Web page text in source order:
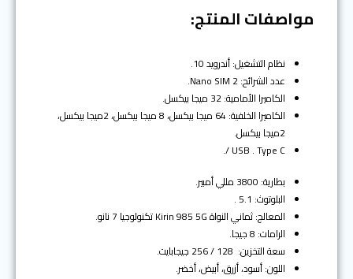
u
s
مواصفات المنتج:
نظام التشغيل: أندرويد 10.
عدد الشرائح: 2 Nano SIM.
الكاميرا الأمامية: 32 ميجا بيكسل.
الكاميرا الخلفية: 64 ميجا بيكسل، 8 ميجا بيكسل، 2ميجا بيكسل،
2ميجا بيكسل.
USB . Type C /.
بطارية: 3800 مللي أمبير.
البلوتوث: 5.1 .
المعالج: ثماني النواة Kirin 985 5G تكنولوجيا 7 نانو.
الرامات: 8 جيجا.
سعة التخزين: 128 / 256 جيجابايت.
اللون: أسود، أزرق، أبيض، أخضر.